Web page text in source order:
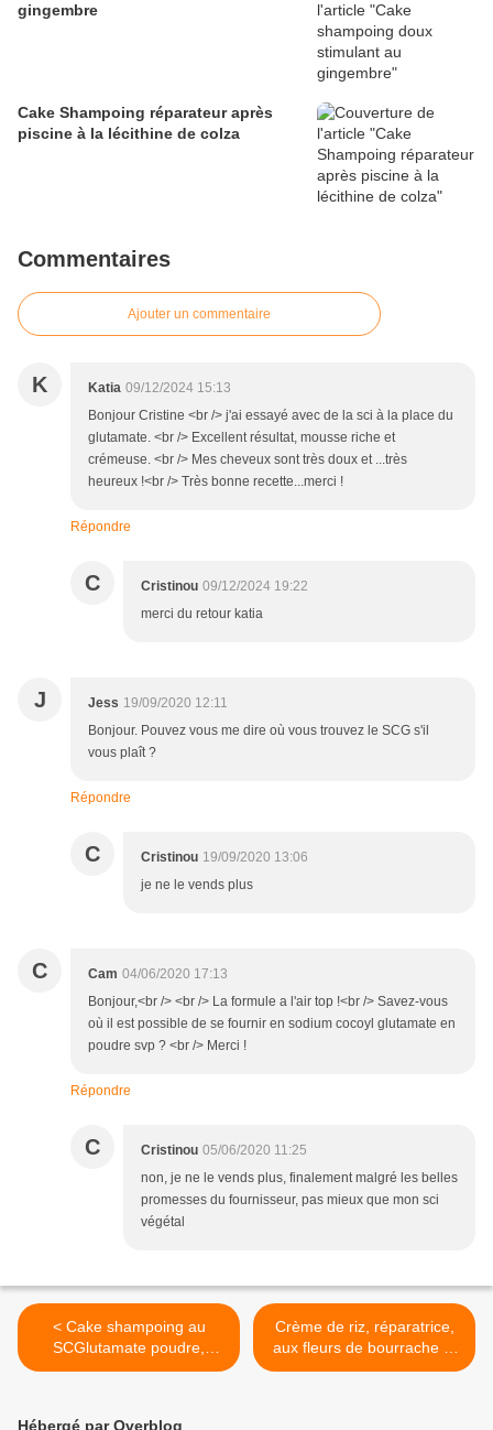
gingembre
Cake Shampoing réparateur après
piscine à la lécithine de colza
Commentaires
Ajouter un commentaire
K Katia 09/12/2024 15:13
Bonjour Cristine <br /> j'ai essayé avec de la sci à la place du
glutamate. <br /> Excellent résultat, mousse riche et
crémeuse. <br /> Mes cheveux sont très doux et ...très
heureux !<br /> Très bonne recette...merci !
Répondre
C Cristinou 09/12/2024 19:22
merci du retour katia
J Jess 19/09/2020 12:11
Bonjour. Pouvez vous me dire où vous trouvez le SCG s'il
vous plaît ?
Répondre
C Cristinou 19/09/2020 13:06
je ne le vends plus
C Cam 04/06/2020 17:13
Bonjour,<br /> <br /> La formule a l'air top !<br /> Savez-vous
où il est possible de se fournir en sodium cocoyl glutamate en
poudre svp ? <br /> Merci !
Répondre
C Cristinou 05/06/2020 11:25
non, je ne le vends plus, finalement malgré les belles
promesses du fournisseur, pas mieux que mon sci
végétal
< Cake shampoing au
SCGlutamate poudre,
cheveux à tendance sèche
Crème de riz, réparatrice,
aux fleurs de bourrache et
géranium rosat >
Hébergé par Overblog